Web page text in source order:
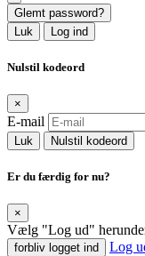
Glemt password?
Luk
Log ind
Nulstil kodeord
×
E-mail
Luk Nulstil kodeord
Er du færdig for nu?
×
Vælg "Log ud"
forbliv logget ind Log